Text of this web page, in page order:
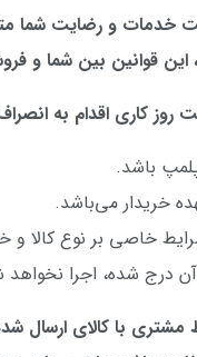
خدمات و رضایت شما
این قوانین بین شما و
باشد.
خریدار می‌باشد.
خاصی بر نوع
درج شده، اجرا
با کالای ارسال